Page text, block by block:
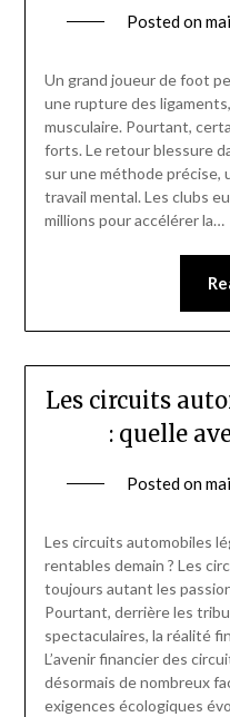
Posted on
Un grand joueur de foot
une rupture des
musculaire. Pourtant,
forts. Le retour blessure
sur une méthode précise,
travail mental. Les clubs
millions pour accélérer la…
Les circuits
: quelle
Posted on
Les circuits automobiles
rentables demain ? Les
toujours autant les
Pourtant, derrière les
spectaculaires, la réalité
L’avenir financier des
désormais de nombreux
exigences écologiques